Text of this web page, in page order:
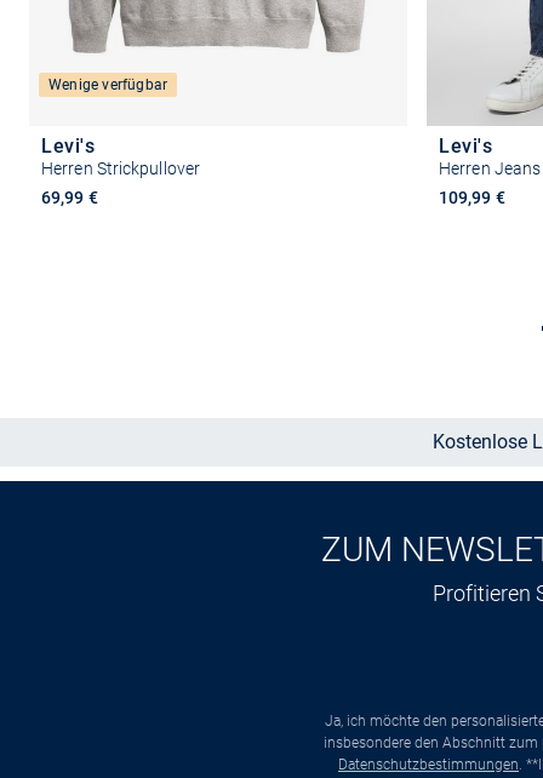
Wenige verfügbar
Levi's
Herren Strickpullover
69,99 €
Levi's
Herren
109,99 €
Kostenlose
ZUM
Profitieren
Ja, ich möchte den
insbesondere den Abschnitt
Datenschutzbestimmungen .